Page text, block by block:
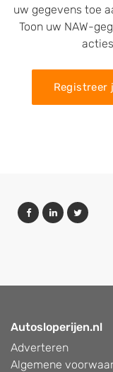
uw gegevens toe
Toon uw NAW-
Registreer
Autosloperijen.nl
Adverteren
Algemene